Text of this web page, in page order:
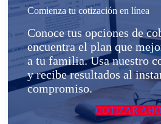
Comienza tu cotización en línea
Conoce tus opciones de
encuentra el plan que
a tu familia. Usa nuestro
y recibe resultados al
compromiso.
COTIZAR